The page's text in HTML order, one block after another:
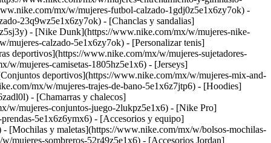
mx/w/mujeres-futbol-calzado-1gdj0z5e1x6zy7ok) -
23q9wz5e1x6zy7ok) - [Chanclas y sandalias]
- [Nike Dunk](https://www.nike.com/mx/w/mujeres-nike-
calzado-5e1x6zy7ok) - [Personalizar tenis]
deportivos](https://www.nike.com/mx/w/mujeres-sujetadores-
mujeres-camisetas-1805hz5e1x6) - [Jerseys]
deportivos](https://www.nike.com/mx/w/mujeres-mix-and-
mx/w/mujeres-trajes-de-bano-5e1x6z7jtp6) - [Hoodies]
- [Chamarras y chalecos]
w/mujeres-conjuntos-juego-2lukpz5e1x6) - [Nike Pro]
5e1x6z6ymx6) - [Accesorios y equipo]
[Mochilas y maletas](https://www.nike.com/mx/w/bolsos-mochilas-
mujeres-sombreros-52r49z5e1x6) - [Accesorios Jordan]